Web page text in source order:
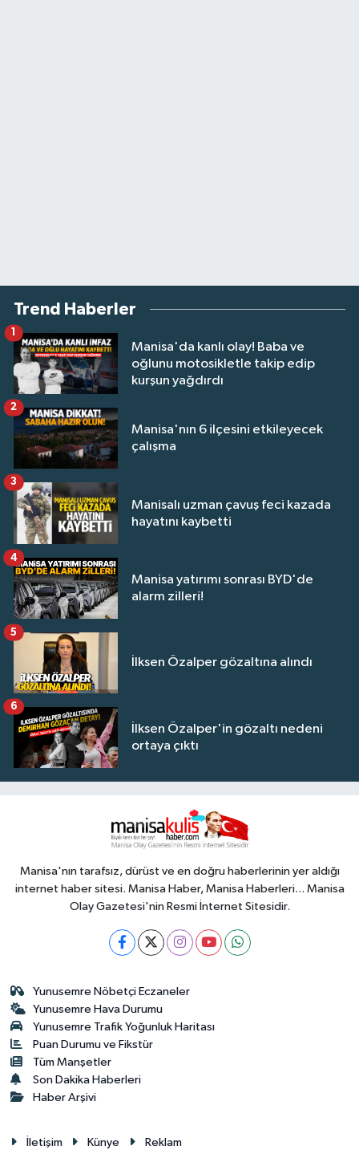
Trend Haberler
Manisa'da kanlı olay! Baba ve
oğlunu motosikletle takip edip
kurşun yağdırdı
Manisa'nın 6 ilçesini etkileyecek
çalışma
2
Manisalı uzman çavuş feci kazada
hayatını kaybetti
3
Manisa yatırımı sonrası BYD'de
alarm zilleri!
4
İlksen Özalper gözaltına alındı
5
İlksen Özalper'in gözaltı nedeni
ortaya çıktı
6
Manisa'nın tarafsız, dürüst ve en doğru haberlerinin yer aldığı
internet haber sitesi. Manisa Haber, Manisa Haberleri... Manisa
Olay Gazetesi'nin Resmi İnternet Sitesidir.
Yunusemre Nöbetçi Eczaneler
Yunusemre Hava Durumu
Yunusemre Trafik Yoğunluk Haritası
Puan Durumu ve Fikstür
Tüm Manşetler
Son Dakika Haberleri
Haber Arşivi
İletişim Künye Reklam